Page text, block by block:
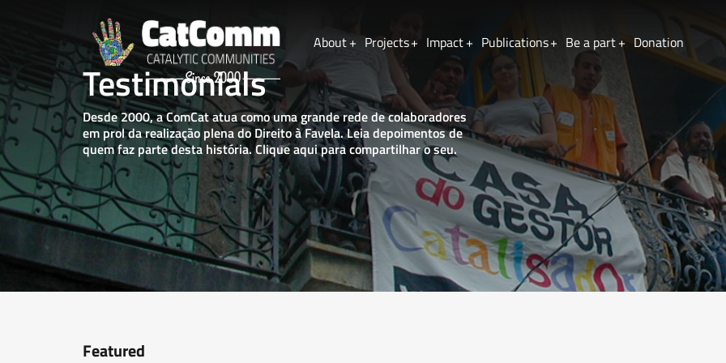
About Projects Impact Publications Be a part Donation
Testimonials
Desde 2000, a ComCat atua como uma grande rede de colaboradores
em prol da realização plena do Direito à Favela. Leia depoimentos de
quem faz parte desta história.Clique aqui para compartilhar o seu.
Featured
Name Lastname
Email
Leave a message